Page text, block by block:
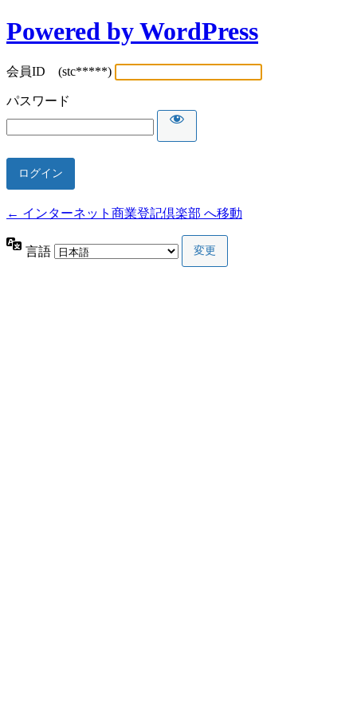
Powered by WordPress
会員ID (stc*****)
パスワード
← インターネット商業登記倶楽部 へ移動
言語